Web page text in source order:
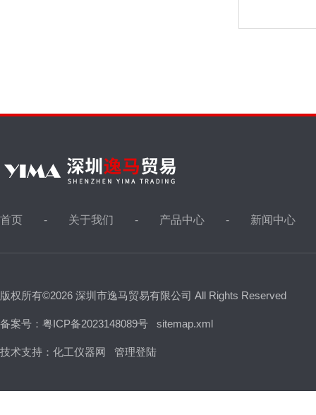
首页 关于我们 产品中心 新闻中心
版权所有©2026 深圳市逸马贸易有限公司 All Rights Reserved
备案号：粤ICP备2023148089号 sitemap.xml
技术支持： 化工仪器网 管理登陆